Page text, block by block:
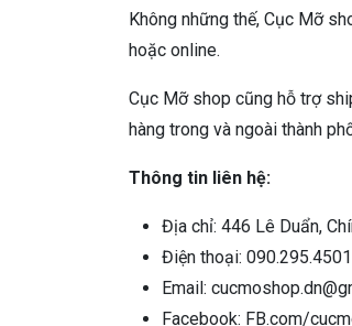
Không những thế, Cục Mỡ
hoặc online.
Cục Mỡ shop cũng hỗ trợ
hàng trong và ngoài thành
Thông tin liên hệ:
Địa chỉ: 446 Lê Duẩn,
Điện thoại: 090.295.4501
Email:
Facebook: FB.com/